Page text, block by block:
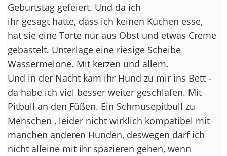
Geburtstag gefeiert. Und da ich
ihr gesagt hatte, dass ich keinen Kuchen esse,
hat sie eine Torte nur aus Obst und etwas Creme
gebastelt. Unterlage eine riesige Scheibe
Wassermelone. Mit kerzen und allem.
Und in der Nacht kam ihr Hund zu mir ins Bett -
da habe ich viel besser weiter geschlafen. Mit
Pitbull an den Füßen. Ein Schmusepitbull zu
Menschen , leider nicht wirklich kompatibel mit
manchen anderen Hunden, deswegen darf ich
nicht alleine mit ihr spazieren gehen, wenn